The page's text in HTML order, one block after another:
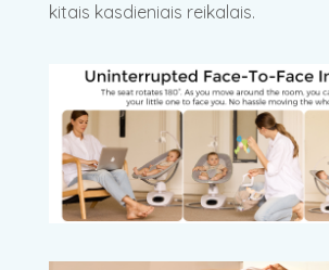
kitais kasdieniais reikalais.